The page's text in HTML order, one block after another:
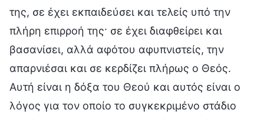
της, σε έχει εκπαιδεύσει και τελείς υπό την
πλήρη επιρροή της· σε έχει διαφθείρει και
βασανίσει, αλλά αφότου αφυπνιστείς, την
απαρνιέσαι και σε κερδίζει πλήρως ο Θεός.
Αυτή είναι η δόξα του Θεού και αυτός είναι ο
λόγος για τον οποίο το συγκεκριμένο στάδιο